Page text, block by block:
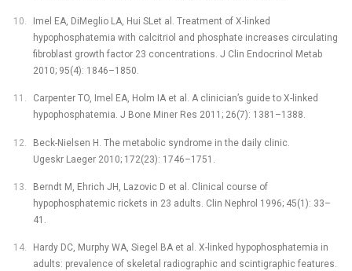
Imel EA, DiMeglio LA, Hui SLet al. Treatment of X-linked
hypophosphatemia with calcitriol and phosphate increases circulating
fibroblast growth factor 23 concentrations. J Clin Endocrinol Metab
2010; 95(4): 1846–1850.
Carpenter TO, Imel EA, Holm IA et al. A clinician’s guide to X-linked
hypophosphatemia. J Bone Miner Res 2011; 26(7): 1381–1388.
Beck-Nielsen H. The metabolic syndrome in the daily clinic.
Ugeskr Laeger 2010; 172(23): 1746–1751.
Berndt M, Ehrich JH, Lazovic D et al. Clinical course of
hypophosphatemic rickets in 23 adults. Clin Nephrol 1996; 45(1): 33–
41.
Hardy DC, Murphy WA, Siegel BA et al. X-linked hypophosphatemia in
adults: prevalence of skeletal radiographic and scintigraphic features.